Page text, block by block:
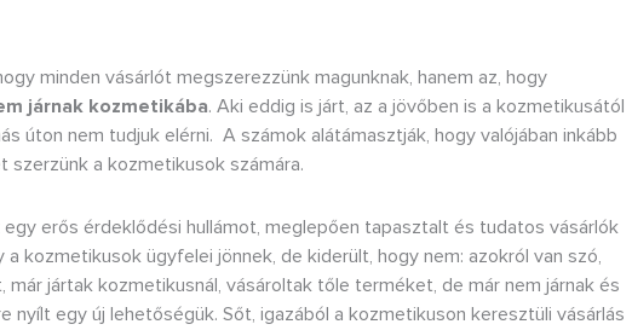
minden vásárlót megszerezzünk magunknak, hanem az, hogy
járnak kozmetikába. Aki eddig is járt, az a jövőben is a kozmetikusától
úton nem tudjuk elérni. A számok alátámasztják, hogy valójában inkább
szerzünk a kozmetikusok számára.
erős érdeklődési hullámot, meglepően tapasztalt és tudatos vásárlók
kozmetikusok ügyfelei jönnek, de kiderült, hogy nem: azokról van szó,
jártak kozmetikusnál, vásároltak tőle terméket, de már nem járnak és
egy új lehetőségük. Sőt, igazából a kozmetikuson keresztüli vásárlás